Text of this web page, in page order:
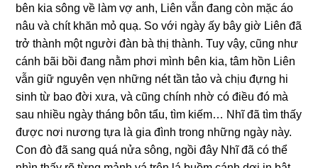
bên kia sông về làm vợ anh, Liên vẫn đang còn mặc áo
nâu và chít khăn mỏ quạ. So với ngày ấy bây giờ Liên đã
trở thành một người đàn bà thị thành. Tuy vậy, cũng như
cánh bãi bồi đang nằm phơi mình bên kia, tâm hồn Liên
vẫn giữ nguyên vẹn những nét tần tảo và chịu đựng hi
sinh từ bao đời xưa, và cũng chính nhờ có điều đó mà
sau nhiều ngày tháng bôn tẩu, tìm kiếm… Nhĩ đã tìm thấy
được nơi nương tựa là gia đình trong những ngày này.
Con đò đã sang quá nửa sông, ngồi đây Nhĩ đã có thể